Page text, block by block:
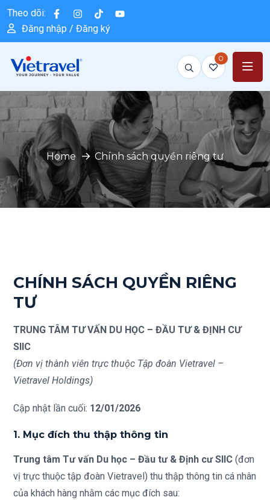
Theo dõi:
Đăng nhập / Đăng ký
0
Home Chính sách quyền riêng tư
CHÍNH SÁCH QUYỀN RIÊNG
TƯ
TRUNG TÂM TƯ VẤN DU HỌC – ĐẦU TƯ & ĐỊNH CƯ
SIIC
(Đơn vị thành viên trực thuộc Tập đoàn Vietravel –
Vietravel Holdings)
Cập nhật lần cuối: 12/01/2026
1. Mục đích thu thập thông tin
Trung tâm Tư vấn Du học – Đầu tư & Định cư SIIC (đơn
vị trực thuộc tập đoàn Vietravel) thu thập thông tin cá nhân
của khách hàng nhằm các mục đích sau: